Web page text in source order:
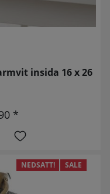
insida 16 x 26
*
NEDSATT! SALE